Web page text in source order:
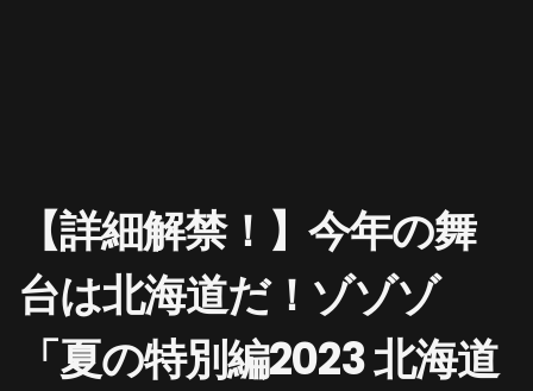
【詳細解禁！】今年の舞
台は北海道だ！ゾゾゾ
「夏の特別編2023 北海道